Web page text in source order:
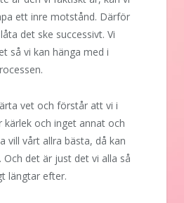
ett inre motstånd. Därför
det ske successivt. Vi
så vi kan hänga med i
vet och förstår att vi i
kärlek och inget annat och
vill vårt allra bästa, då kan
det är just det vi alla så
längtar efter.